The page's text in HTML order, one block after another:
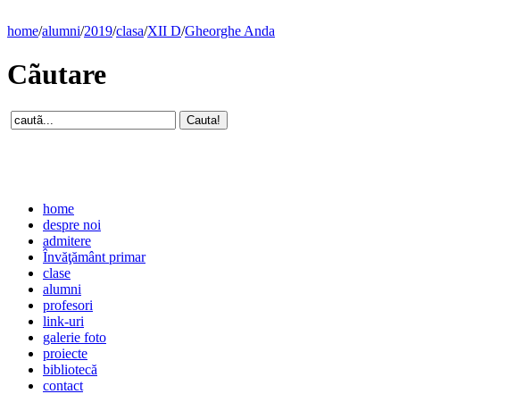
home/alumni/2019/clasa/XII D/Gheorghe Anda
Cãutare
home
despre noi
admitere
Învăţământ primar
clase
alumni
profesori
link-uri
galerie foto
proiecte
bibliotecă
contact